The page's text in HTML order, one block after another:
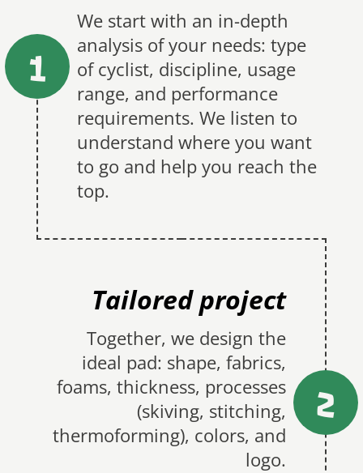
1
We start with an in-depth
analysis of your needs: type
of cyclist, discipline, usage
range, and performance
requirements. We listen to
understand where you want
to go and help you reach the
top.
2
Tailored project
Together, we design the
ideal pad: shape, fabrics,
foams, thickness, processes
(skiving, stitching,
thermoforming), colors, and
logo.